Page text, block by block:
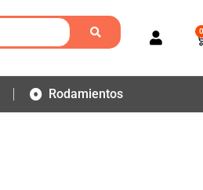
0
Rodamientos